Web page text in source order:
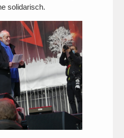
solidarisch.